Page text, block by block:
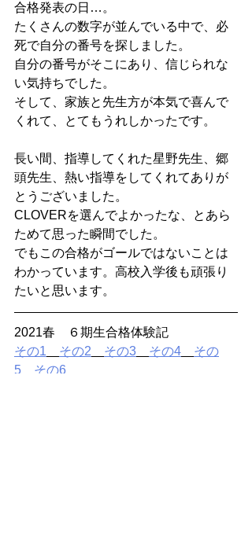
合格発表の日…。
たくさんの数字が並んでいる中で、必
死で自分の番号を探しました。
自分の番号がそこにあり、信じられな
い気持ちでした。
そして、家族と先生方が本気で喜んで
くれて、とてもうれしかったです。
長い間、指導してくれた星野先生、郷
頭先生、熱い指導をしてくれてありが
とうございました。
CLOVERを選んでよかったな、とあら
ためて思った瞬間でした。
でもこの合格がゴールではないことは
わかっています。高校入学後も頑張り
たいと思います。
2021春　６期生合格体験記
その1
その2 その3 その4
その
5
その6